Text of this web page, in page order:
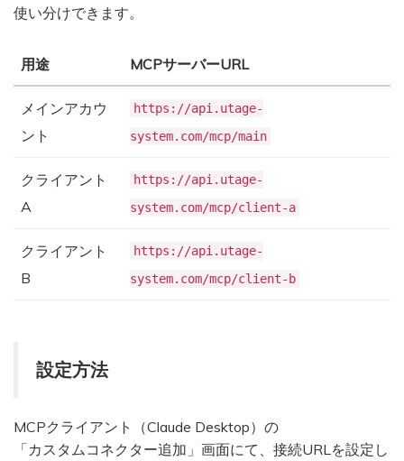
使い分けできます。
用途 MCPサーバーURL
メインアカウ
ント
https://api.utage-
system.com/mcp/main
クライアント
A
https://api.utage-
system.com/mcp/client-a
クライアント
B
https://api.utage-
system.com/mcp/client-b
設定方法
MCPクライアント（Claude Desktop）の
「カスタムコネクター追加」画面にて、接続URLを設定し